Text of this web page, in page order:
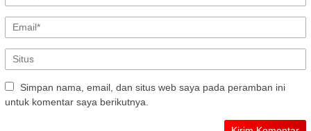
Simpan nama, email, dan situs web saya pada peramban ini
untuk komentar saya berikutnya.